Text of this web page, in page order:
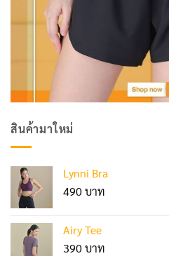
สินค้ามาใหม่
Lynni Bra
490
Airy Tee
390